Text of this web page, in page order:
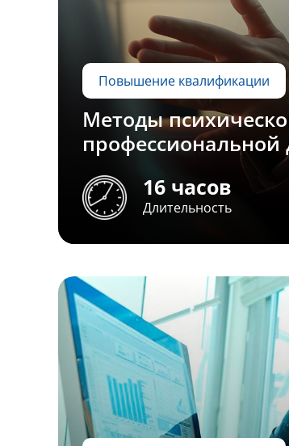
Повышение квалификации
Методы
профессиональной
16 часов
Длительность